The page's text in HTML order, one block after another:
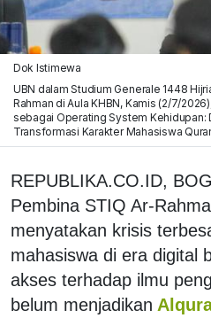
Dok Istimewa
UBN dalam Studium Generale 1448
Rahman di Aula KHBN, Kamis (2/7/
sebagai Operating System Kehidupan:
Transformasi Karakter Mahasiswa
REPUBLIKA.CO.ID,
Pembina STIQ Ar-
menyatakan krisis
mahasiswa di era digital
akses terhadap ilmu
belum menjadikan